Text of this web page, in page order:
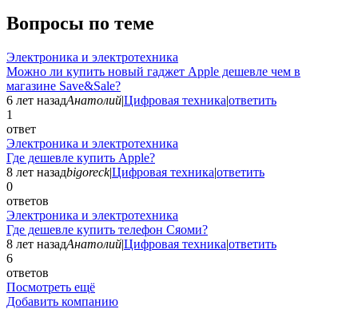
Вопросы по теме
Электроника и электротехника
Можно ли купить новый гаджет Apple дешевле чем в
магазине Save&Sale?
6 лет назадАнатолий|Цифровая техника|ответить
1
ответ
Электроника и электротехника
Где дешевле купить Apple?
8 лет назадbigoreck|Цифровая техника|ответить
0
ответов
Электроника и электротехника
Где дешевле купить телефон Сяоми?
8 лет назадАнатолий|Цифровая техника|ответить
6
ответов
Посмотреть ещё
Добавить компанию